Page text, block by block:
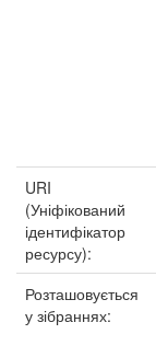
URI
(Уніфікований
ідентифікатор
ресурсу):
Розташовується
у зібраннях: